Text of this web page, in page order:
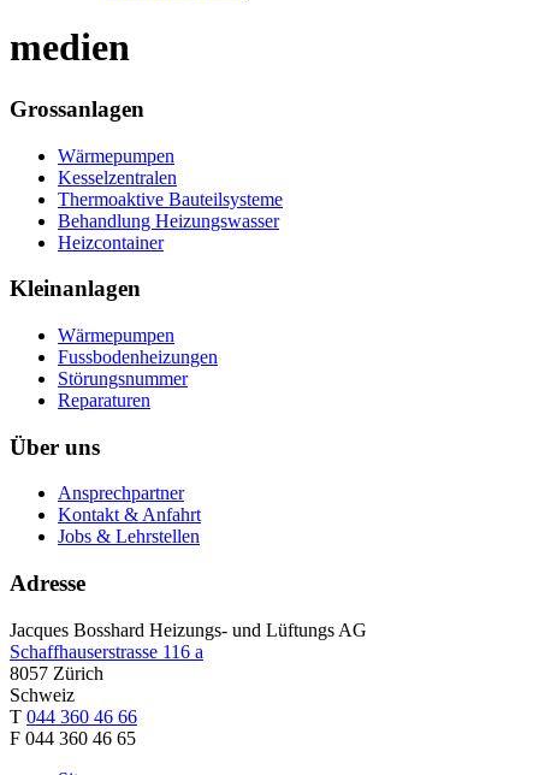
medien
Grossanlagen
Wärmepumpen
Kesselzentralen
Thermoaktive Bauteilsysteme
Behandlung Heizungswasser
Heizcontainer
Kleinanlagen
Wärmepumpen
Fussbodenheizungen
Störungsnummer
Reparaturen
Über uns
Ansprechpartner
Kontakt & Anfahrt
Jobs & Lehrstellen
Adresse
Jacques Bosshard Heizungs- und Lüftungs AG
Schaffhauserstrasse 116 a
8057 Zürich
Schweiz
T 044 360 46 66
F 044 360 46 65